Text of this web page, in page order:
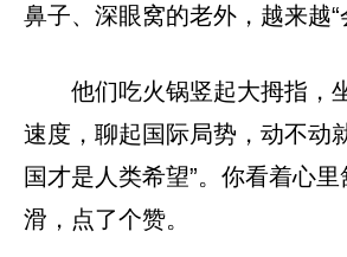
鼻子、深眼窝的老外，越来越“
他们吃火锅竖起大拇指，
速度，聊起国际局势，动不动
国才是人类希望”。你看着心
滑，点了个赞。